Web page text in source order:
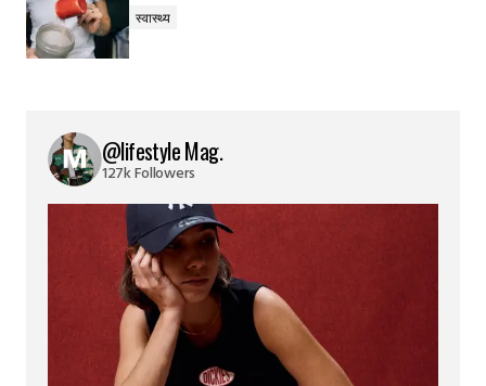
स्वास्थ्य
@lifestyle Mag.
127k Followers